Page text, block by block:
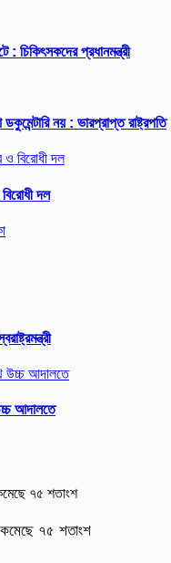
: চিকিৎসকদের প্রধানমন্ত্রী
নয় : ভারপ্রাপ্ত রাষ্ট্রপতি
দল
আদালতে
৭৫ শতাংশ